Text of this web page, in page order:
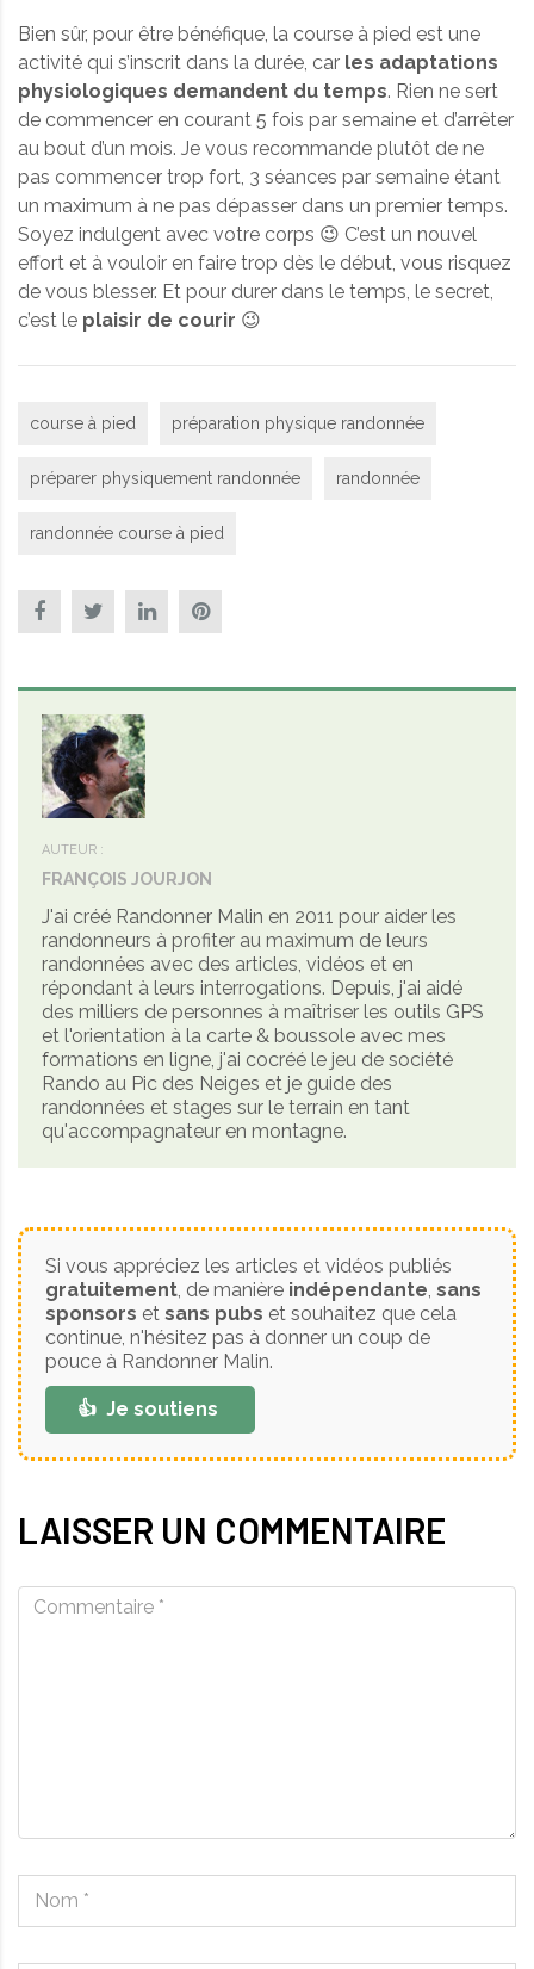
Bien sûr, pour être bénéfique, la course à pied est une
activité qui s’inscrit dans la durée, car les adaptations
physiologiques demandent du temps. Rien ne sert
de commencer en courant 5 fois par semaine et d’arrêter
au bout d’un mois. Je vous recommande plutôt de ne
pas commencer trop fort, 3 séances par semaine étant
un maximum à ne pas dépasser dans un premier temps.
Soyez indulgent avec votre corps 😉 C’est un nouvel
effort et à vouloir en faire trop dès le début, vous risquez
de vous blesser. Et pour durer dans le temps, le secret,
c’est le plaisir de courir 😉
course à pied préparation physique randonnée
préparer physiquement randonnée randonnée
randonnée course à pied
AUTEUR :
FRANÇOIS JOURJON
J'ai créé Randonner Malin en 2011 pour aider les
randonneurs à profiter au maximum de leurs
randonnées avec des articles, vidéos et en
répondant à leurs interrogations. Depuis, j'ai aidé
des milliers de personnes à maîtriser les outils GPS
et l'orientation à la carte & boussole avec mes
formations en ligne, j'ai cocréé le jeu de société
Rando au Pic des Neiges et je guide des
randonnées et stages sur le terrain en tant
qu'accompagnateur en montagne.
Si vous appréciez les articles et vidéos publiés
gratuitement, de manière indépendante, sans
sponsors et sans pubs et souhaitez que cela
continue, n'hésitez pas à donner un coup de
pouce à Randonner Malin.
👍 Je soutiens
LAISSER UN COMMENTAIRE